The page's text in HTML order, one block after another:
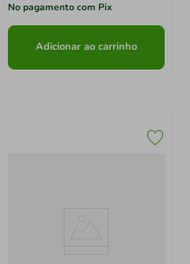
No pagamento com Pix
Adicionar ao carrinho